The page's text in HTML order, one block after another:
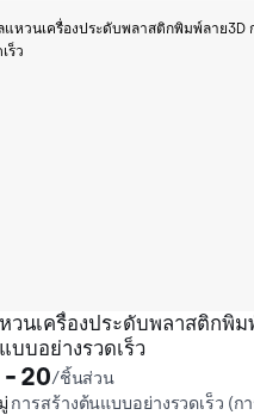
วนเครื่องประดับพลาสติกพิม
บบอย่างรวดเร็ว
- 20/ชิ้นส่วน
การสร้างต้นแบบอย่างรวดเร็ว (การ